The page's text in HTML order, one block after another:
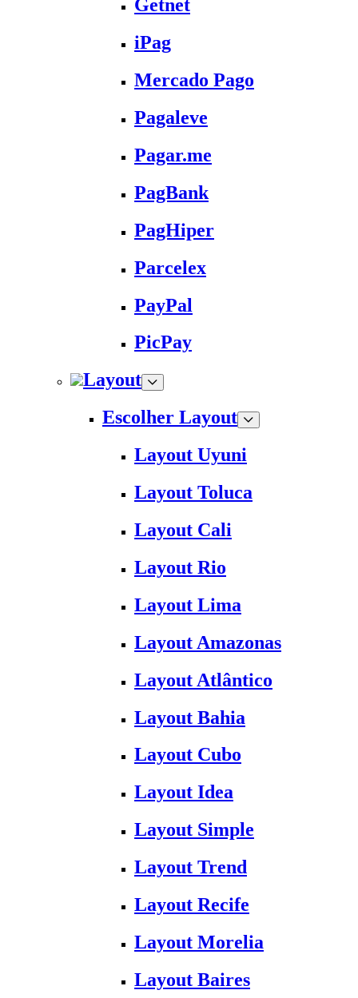
Getnet
iPag
Mercado Pago
Pagaleve
Pagar.me
PagBank
PagHiper
Parcelex
PayPal
PicPay
Layout
Escolher Layout
Layout Uyuni
Layout Toluca
Layout Cali
Layout Rio
Layout Lima
Layout Amazonas
Layout Atlântico
Layout Bahia
Layout Cubo
Layout Idea
Layout Simple
Layout Trend
Layout Recife
Layout Morelia
Layout Baires